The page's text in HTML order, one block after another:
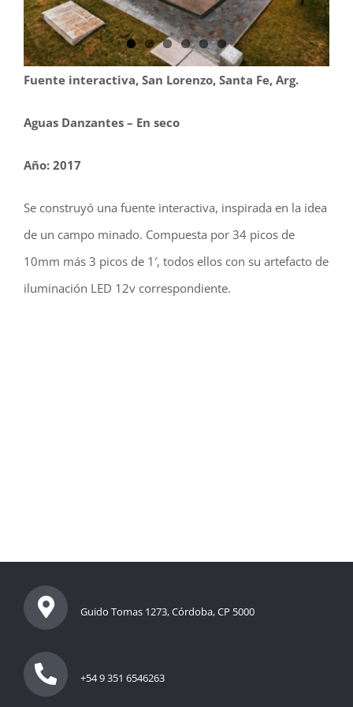
NOVEDADES
CONTACTO
Fuente interactiva, San Lorenzo, Santa Fe, Arg.
Aguas Danzantes – En seco
Año: 2017
Se construyó una fuente interactiva, inspirada en la idea
de un campo minado. Compuesta por 34 picos de
10mm más 3 picos de 1′, todos ellos con su artefacto de
iluminación LED 12v correspondiente.
Guido Tomas 1273, Córdoba, CP 5000
+54 9 351 6546263